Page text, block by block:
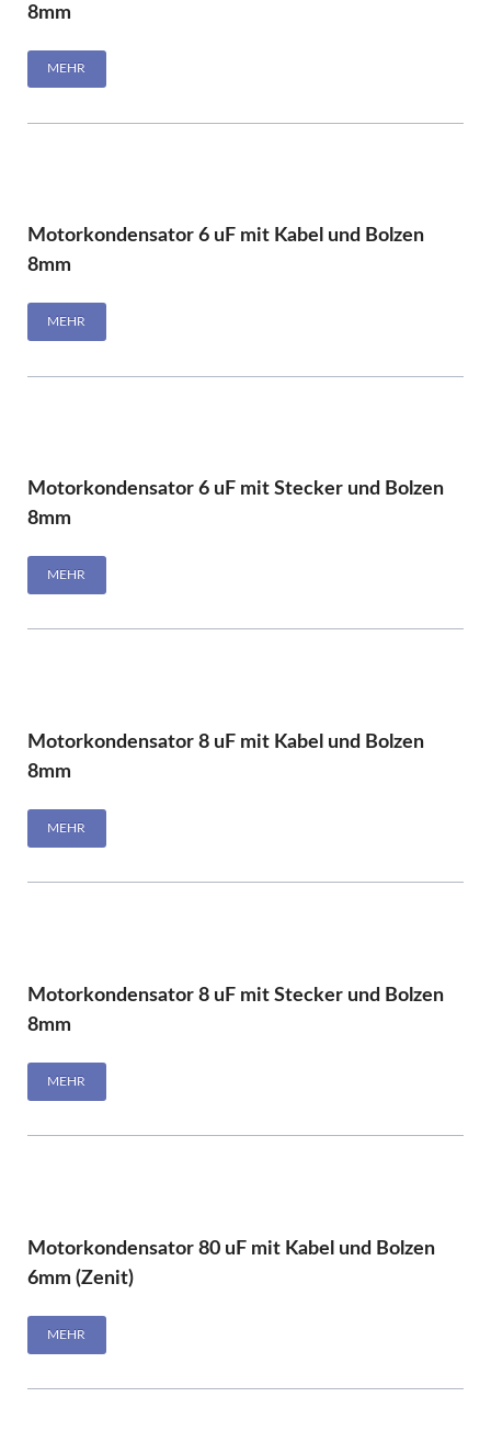
8mm
MEHR
Motorkondensator 6 uF mit Kabel und Bolzen
8mm
MEHR
Motorkondensator 6 uF mit Stecker und Bolzen
8mm
MEHR
Motorkondensator 8 uF mit Kabel und Bolzen
8mm
MEHR
Motorkondensator 8 uF mit Stecker und Bolzen
8mm
MEHR
Motorkondensator 80 uF mit Kabel und Bolzen
6mm (Zenit)
MEHR